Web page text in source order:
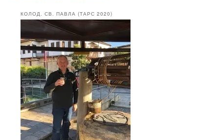
КОЛОД. СВ. ПАВЛА (ТАРС 2020)